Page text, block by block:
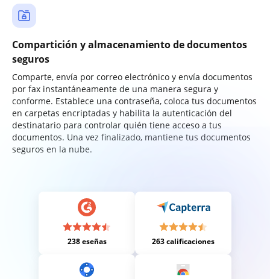
Compartición y almacenamiento de documentos
seguros
Comparte, envía por correo electrónico y envía documentos
por fax instantáneamente de una manera segura y
conforme. Establece una contraseña, coloca tus documentos
en carpetas encriptadas y habilita la autenticación del
destinatario para controlar quién tiene acceso a tus
documentos. Una vez finalizado, mantiene tus documentos
seguros en la nube.
238 eseñas 263 calificaciones